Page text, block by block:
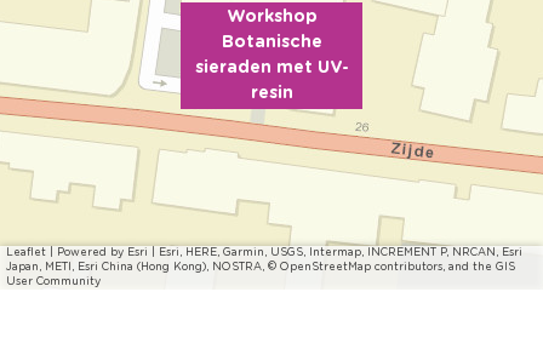
Workshop
Botanische
sieraden met UV-
resin
Leaflet
Powered by Esri | Esri, HERE, Garmin, USGS, Intermap, INCREMENT P, NRCAN, Esri
Japan, METI, Esri China (Hong Kong), NOSTRA, © OpenStreetMap contributors, and the GIS
User Community